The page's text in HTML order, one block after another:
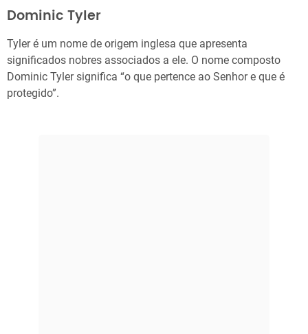
Dominic Tyler
Tyler é um nome de origem inglesa que apresenta
significados nobres associados a ele. O nome composto
Dominic Tyler significa “o que pertence ao Senhor e que é
protegido”.